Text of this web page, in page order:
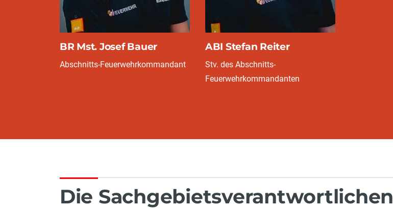
BR Mst. Josef Bauer
Abschnitts-Feuerwehrkommandant
ABI Stefan Reiter
Stv. des Abschnitts-
Feuerwehrkommandanten
Die Sachgebietsverantwortlichen